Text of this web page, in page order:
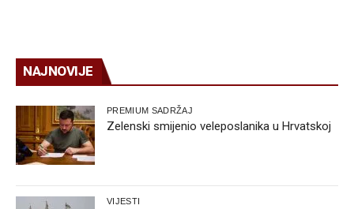
NAJNOVIJE
PREMIUM SADRŽAJ
Zelenski smijenio veleposlanika u Hrvatskoj
VIJESTI